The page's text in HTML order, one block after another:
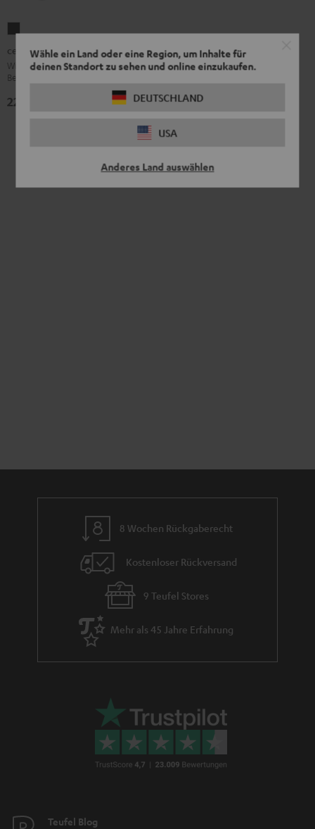
Wähle ein Land oder eine Region, um Inhalte für
deinen Standort zu sehen und online einzukaufen.
DEUTSCHLAND
USA
Anderes Land auswählen
HDMI
celexon Wireless HDMI Kit
Wireless-HDMI für TV, Monitor &
Beamer
229,
8 Wochen Rückgaberecht
Kostenloser Rückversand
9 Teufel Stores
Mehr als 45 Jahre Erfahrung
Teufel Blog